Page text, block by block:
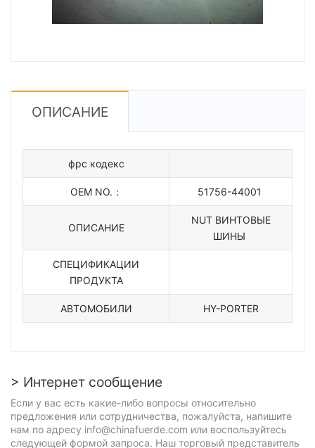
ОПИСАНИЕ
фрс кодекс
OEM NO.： 51756-44001
ОПИСАНИЕ
NUT ВИНТОВЫЕ
ШИНЫ
СПЕЦИФИКАЦИИ
ПРОДУКТА
АВТОМОБИЛИ HY-PORTER
> Интернет сообщение
Если у вас есть какие-либо вопросы относительно
предложения или сотрудничества, пожалуйста, напишите
нам по адресу info@chinafuerde.com или воспользуйтесь
следующей формой запроса. Наш торговый представитель